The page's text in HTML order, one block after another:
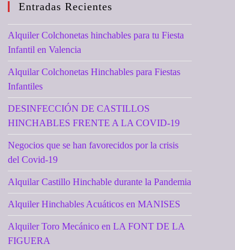
Entradas Recientes
Alquiler Colchonetas hinchables para tu Fiesta
Infantil en Valencia
Alquilar Colchonetas Hinchables para Fiestas
Infantiles
DESINFECCIÓN DE CASTILLOS
HINCHABLES FRENTE A LA COVID-19
Negocios que se han favorecidos por la crisis
del Covid-19
Alquilar Castillo Hinchable durante la Pandemia
Alquiler Hinchables Acuáticos en MANISES
Alquiler Toro Mecánico en LA FONT DE LA
FIGUERA